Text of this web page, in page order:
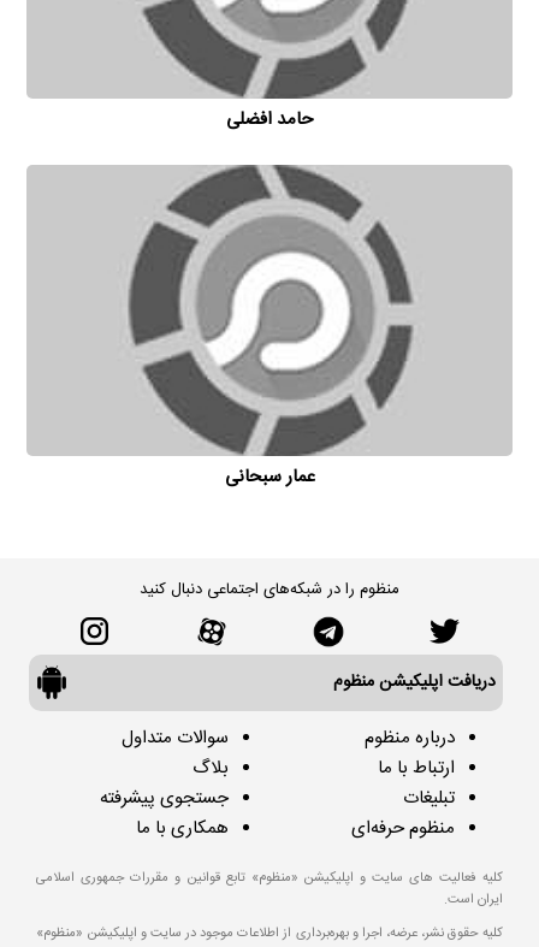
حامد افضلی
عمار سبحانی
منظوم را در شبکه‌های اجتماعی دنبال کنید
دریافت اپلیکیشن منظوم
درباره منظوم
ارتباط با ما
تبلیغات
منظوم حرفه‌ای
سوالات متداول
بلاگ
جستجوی پیشرفته
همکاری با ما
کلیه فعالیت های سایت و اپلیکیشن «منظوم» تابع قوانین و مقررات جمهوری اسلامی
ایران است.
کلیه حقوق نشر، عرضه، اجرا و بهره‌برداری از اطلاعات موجود در سایت و اپلیکیشن «منظوم»